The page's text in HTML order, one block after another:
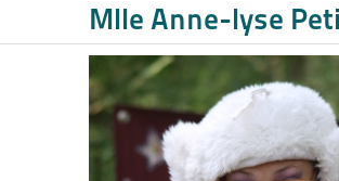
Mlle Anne-lyse